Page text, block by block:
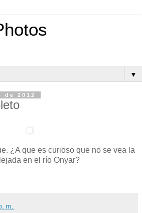
▼
de 2012
¿A que es curioso que no se vea la
en el río Onyar?
m.